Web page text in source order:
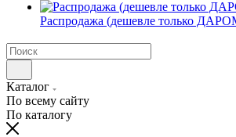
Распродажа (дешевле только
Каталог
По всему сайту
По каталогу